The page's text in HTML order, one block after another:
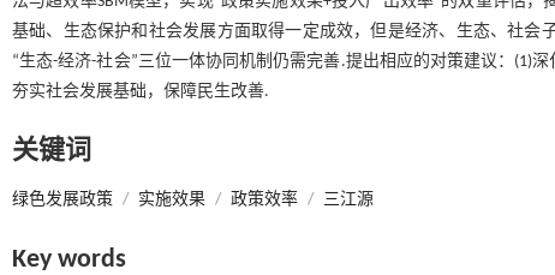
基础、生态保护和社会发展方面取得一定成效，但是经济、生态、社
“生态-经济-社会”三位一体协同机制仍需完善.提出相应的对策建议：(1)
夯实社会发展基础，保障民生改善.
关键词
绿色发展政策 / 实施效果 / 政策效率 / 三江源
Key words